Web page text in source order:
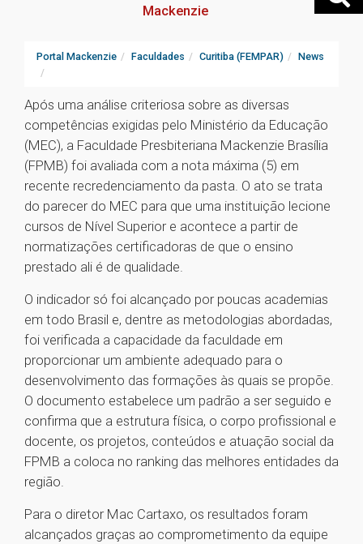
Mackenzie
Portal Mackenzie Faculdades Curitiba (FEMPAR) News
Após uma análise criteriosa sobre as diversas
competências exigidas pelo Ministério da Educação
(MEC), a Faculdade Presbiteriana Mackenzie Brasília
(FPMB) foi avaliada com a nota máxima (5) em
recente recredenciamento da pasta. O ato se trata
do parecer do MEC para que uma instituição lecione
cursos de Nível Superior e acontece a partir de
normatizações certificadoras de que o ensino
prestado ali é de qualidade.
O indicador só foi alcançado por poucas academias
em todo Brasil e, dentre as metodologias abordadas,
foi verificada a capacidade da faculdade em
proporcionar um ambiente adequado para o
desenvolvimento das formações às quais se propõe.
O documento estabelece um padrão a ser seguido e
confirma que a estrutura física, o corpo profissional e
docente, os projetos, conteúdos e atuação social da
FPMB a coloca no ranking das melhores entidades da
região.
Para o diretor Mac Cartaxo, os resultados foram
alcançados graças ao comprometimento da equipe